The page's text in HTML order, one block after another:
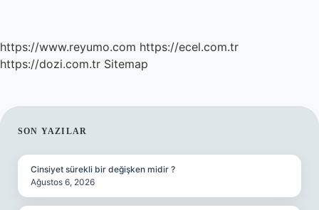
https://www.reyumo.com https://ecel.com.tr
https://dozi.com.tr Sitemap
SIDEBAR
SON YAZILAR
Cinsiyet sürekli bir değişken midir ?
Ağustos 6, 2026